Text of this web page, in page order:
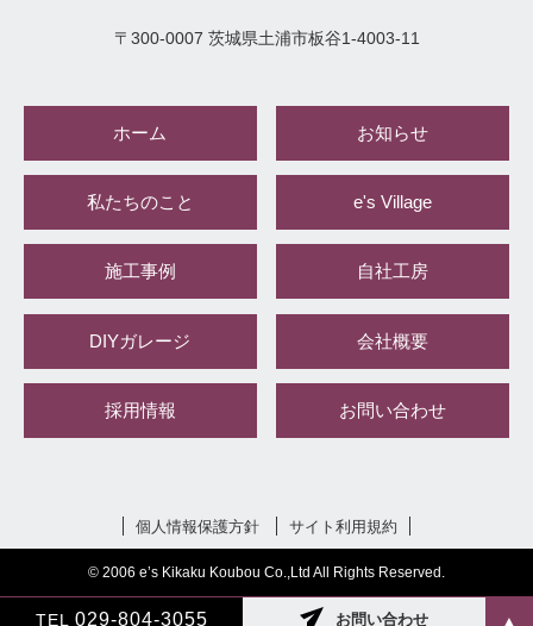
TEL 029-804-3055 お問い合わせ ▲
〒 300-0007 茨城県土浦市板谷1-4003-11
ホーム お知らせ
私たちのこと e's Village
施工事例 自社工房
DIYガレージ 会社概要
採用情報 お問い合わせ
個人情報保護方針 サイト利用規約
© 2006 e’s Kikaku Koubou Co.,Ltd All Rights Reserved.